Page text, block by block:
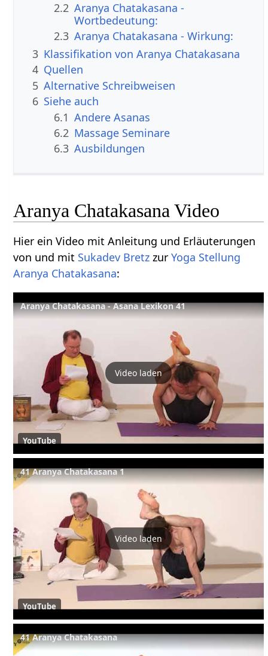
2.2 Aranya Chatakasana -
Wortbedeutung:
2.3 Aranya Chatakasana - Wirkung:
3 Klassifikation von Aranya Chatakasana
4 Quellen
5 Alternative Schreibweisen
6 Siehe auch
6.1 Andere Asanas
6.2 Massage Seminare
6.3 Ausbildungen
Aranya Chatakasana Video
Hier ein Video mit Anleitung und Erläuterungen
von und mit Sukadev Bretz zurYoga Stellung
Aranya Chatakasana:
Aranya Chatakasana - Asana Lexikon 41
Video laden
YouTube
41 Aranya Chatakasana 1
Video laden
YouTube
41 Aranya Chatakasana